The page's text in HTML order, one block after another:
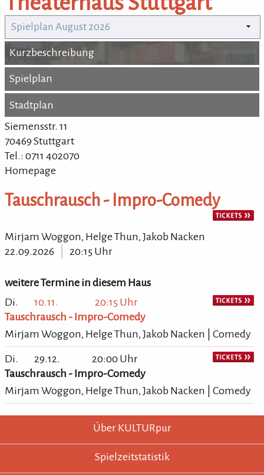
Spielplan August 2026
Kurzbeschreibung
Kurzbeschreibung
Spielplan
Spielplan
Stadtplan
Stadtplan
Siemensstr. 11
70469 Stuttgart
Tel.: 0711 402070
Homepage
Tauschrausch - Impro-Comedy
Mirjam Woggon, Helge Thun, Jakob Nacken
22.09.2026
20:15 Uhr
weitere Termine in diesem Haus
Di.
10.11.
20:15 Uhr
Tauschrausch - Impro-Comedy
Mirjam Woggon, Helge Thun, Jakob Nacken | Comedy
Di. 29.12.
20:00 Uhr
Tauschrausch - Impro-Comedy
Mirjam Woggon, Helge Thun, Jakob Nacken | Comedy
KULTURpur - wissen wo was läuft.
KULTURpur FooterÜber KULTURpur
Spielzeitstatistik